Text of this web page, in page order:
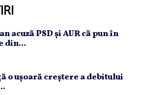
acuză PSD şi AUR că pun în
din...
o uşoară creştere a debitului